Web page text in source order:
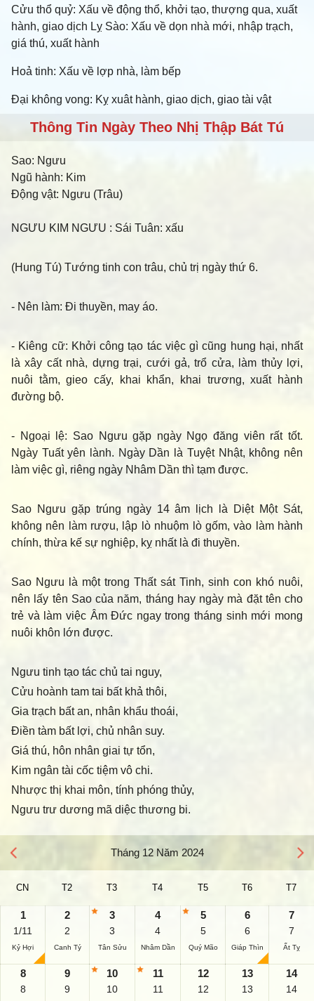
Cửu thổ quỷ: Xấu về động thổ, khởi tạo, thượng qua, xuất
hành, giao dịch Lỵ Sào: Xấu về dọn nhà mới, nhập trạch,
giá thú, xuất hành
Hoả tinh: Xấu về lợp nhà, làm bếp
Đại không vong: Kỵ xuât hành, giao dịch, giao tài vật
Thông Tin Ngày Theo Nhị Thập Bát Tú
Sao: Ngưu
Ngũ hành: Kim
Động vật: Ngưu (Trâu)
NGƯU KIM NGƯU : Sái Tuân: xấu
(Hung Tú) Tướng tinh con trâu, chủ trị ngày thứ 6.
- Nên làm: Đi thuyền, may áo.
- Kiêng cữ: Khởi công tạo tác việc gì cũng hung hại, nhất
là xây cất nhà, dựng trại, cưới gả, trổ cửa, làm thủy lợi,
nuôi tằm, gieo cấy, khai khẩn, khai trương, xuất hành
đường bộ.
- Ngoại lệ: Sao Ngưu gặp ngày Ngọ đăng viên rất tốt.
Ngày Tuất yên lành. Ngày Dần là Tuyệt Nhật, không nên
làm việc gì, riêng ngày Nhâm Dần thì tạm được.
Sao Ngưu gặp trúng ngày 14 âm lịch là Diệt Một Sát,
không nên làm rượu, lập lò nhuộm lò gốm, vào làm hành
chính, thừa kế sự nghiệp, kỵ nhất là đi thuyền.
Sao Ngưu là một trong Thất sát Tinh, sinh con khó nuôi,
nên lấy tên Sao của năm, tháng hay ngày mà đặt tên cho
trẻ và làm việc Âm Đức ngay trong tháng sinh mới mong
nuôi khôn lớn được.
Ngưu tinh tạo tác chủ tai nguy,
Cửu hoành tam tai bất khả thôi,
Gia trạch bất an, nhân khẩu thoái,
Điền tàm bất lợi, chủ nhân suy.
Giá thú, hôn nhân giai tự tổn,
Kim ngân tài cốc tiệm vô chi.
Nhược thị khai môn, tính phóng thủy,
Ngưu trư dương mã diệc thương bi.
Tháng 12 Năm 2024
CN T2 T3 T4 T5 T6 T7
1
1/11
Kỷ Hợi
2
2
Canh Tý
3
3
Tân Sửu
4
4
Nhâm Dần
5
5
Quý Mão
6
6
Giáp Thìn
7
7
Ất Tỵ
8
8
9
9
10
10
11
11
12
12
13
13
14
14